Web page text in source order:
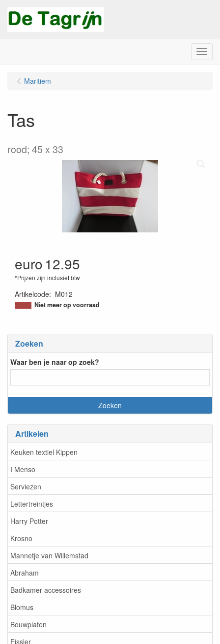
Menu
Zoeken
Waar ben je naar op zoek?
Artikelen
Keuken textiel Kippen
I Menso
Serviezen
Lettertreintjes
Harry Potter
Krosno
Mannetje van Willemstad
Abraham
Badkamer accessoires
Blomus
Bouwplaten
Fissler
Maritiem
Tas
rood; 45 x 33
euro12.95
*Prijzen zijn inclusief btw
Artikelcode: M012
Niet meer op voorraad